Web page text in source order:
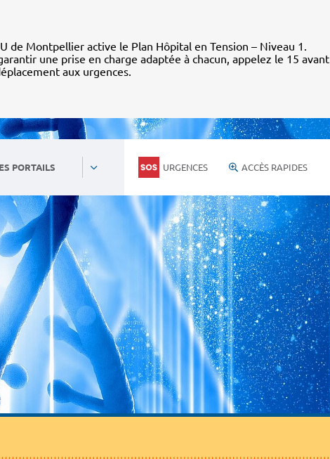
de Montpellier active le Plan Hôpital en Tension – Niveau 1.
une prise en charge adaptée à chacun, appelez le 15 avant
aux urgences.
PORTAILS URGENCES ACCÈS RAPIDES